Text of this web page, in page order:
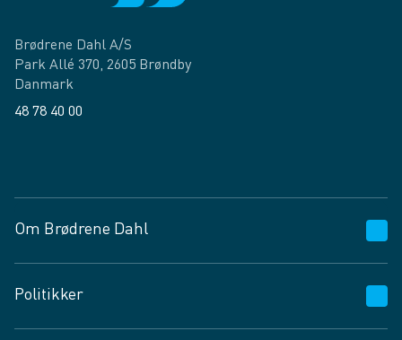
Brødrene Dahl A/S
Park Allé 370, 2605 Brøndby
Danmark
48 78 40 00
Om Brødrene Dahl
Vagttelefon 30 10 89 89
Spørgsmål og svar
Politikker